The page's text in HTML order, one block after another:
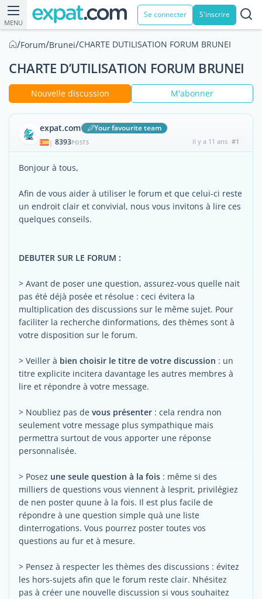
MENU
Se connecter S'inscrire
/Forum/Brunei/CHARTE DUTILISATION FORUM BRUNEI
CHARTE D’UTILISATION FORUM BRUNEI
Nouvelle discussion M'abonner
expat.com Your favourite team
| 8393POSTS il y a 11 ans #1
Bonjour à tous,
Afin de vous aider à utiliser le forum et que celui-ci reste
un endroit clair et convivial, nous vous invitons à lire ces
quelques conseils.
DEBUTER SUR LE FORUM :
> Avant de poser une question, assurez-vous quelle nait
pas été déjà posée et résolue : ceci évitera la
multiplication des discussions sur le même sujet. Pour
faciliter la recherche dinformations, des thèmes sont à
votre disposition sur le forum.
> Veiller à bien choisir le titre de votre discussion : un
titre explicite incitera davantage les autres membres à
lire et répondre à votre message.
> Noubliez pas de vous présenter : cela rendra non
seulement votre message plus sympathique mais
permettra surtout de vous apporter une réponse
personnalisée.
> Posez une seule question à la fois : même si des
milliers de questions vous viennent à lesprit, privilégiez
de nen poster quune à la fois. Il est plus facile de
répondre à une question simple quà une liste
dinterrogations. Vous pourrez poster toutes vos
questions au fur et à mesure.
> Pensez à respecter les thèmes des discussions : évitez
les hors-sujets afin que le forum reste clair. Nhésitez
pas à créer une nouvelle discussion si vous souhaitez